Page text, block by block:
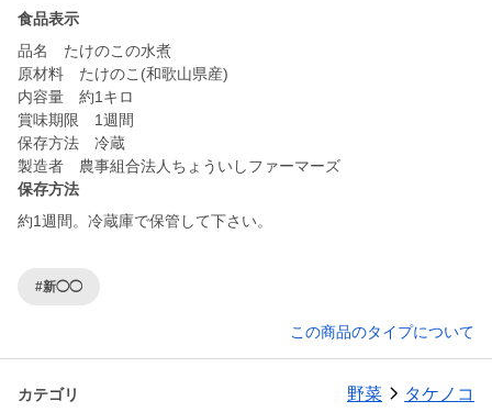
食品表示
品名 たけのこの水煮
原材料 たけのこ(和歌山県産)
内容量 約1キロ
賞味期限 1週間
保存方法 冷蔵
製造者 農事組合法人ちょういしファーマーズ
保存方法
約1週間。冷蔵庫で保管して下さい。
#新◯◯
この商品のタイプについて
カテゴリ 野菜 タケノコ